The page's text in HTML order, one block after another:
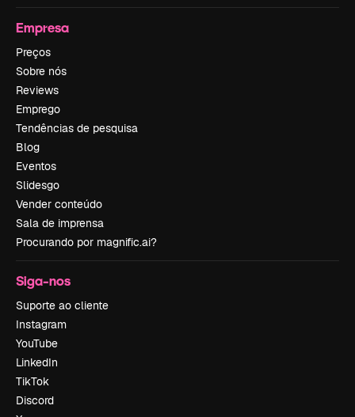
Empresa
Preços
Sobre nós
Reviews
Emprego
Tendências de pesquisa
Blog
Eventos
Slidesgo
Vender conteúdo
Sala de imprensa
Procurando por magnific.ai?
Siga-nos
Suporte ao cliente
Instagram
YouTube
LinkedIn
TikTok
Discord